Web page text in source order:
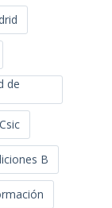
de
Csic
B